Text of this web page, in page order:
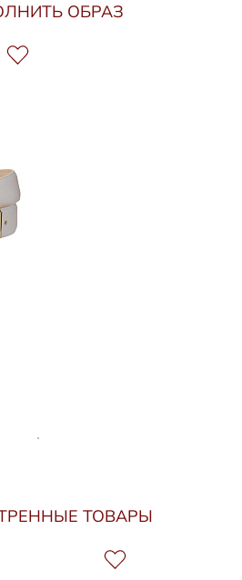
ОБРАЗ
ТОВАРЫ